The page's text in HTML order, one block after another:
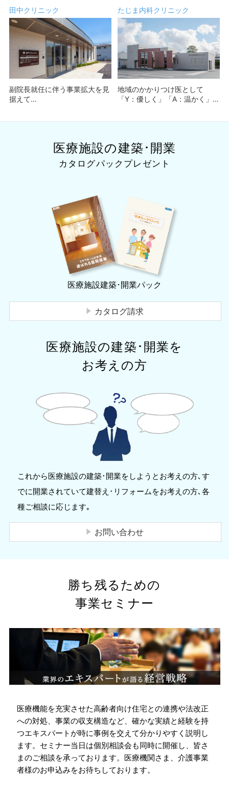
田中クリニック
副院長就任に伴う事業拡大を見
据えて
たじま内科クリニック
地域のかかりつけ医として
「Y：優しく」「A：温かく」
医療施設の建築･開業
カタログパックプレゼント
医療施設建築･開業パック
カタログ請求
医療施設の建築･開業を
お考えの方
これから医療施設の建築･開業をしようとお考えの方､す
でに開業されていて建替え･リフォームをお考えの方､各
種ご相談に応じます｡
お問い合わせ
勝ち残るための
事業セミナー
医療機能を充実させた高齢者向け住宅との連携や法改正
への対処、 事業の収支構造など、確かな実績と経験を持
つエキスパートが時に事例を交えて分かりやすく説明し
ます。 セミナー当日は個別相談会も同時に開催し、皆さ
まのご相談を承っております。
医療機関さま、介護事業
者様のお申込みをお待ちしております。